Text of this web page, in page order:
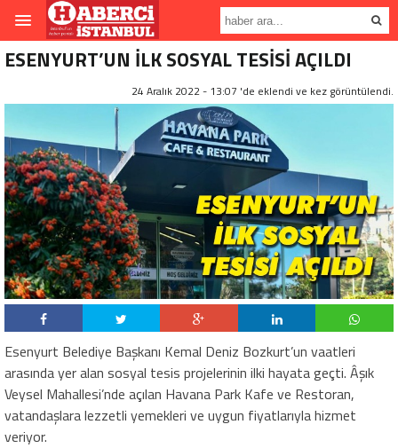
ESENYURT’UN İLK SOSYAL TESİSİ AÇILDI
24 Aralık 2022 - 13:07 'de eklendi ve kez görüntülendi.
Esenyurt Belediye Başkanı Kemal Deniz Bozkurt’un vaatleri
arasında yer alan sosyal tesis projelerinin ilki hayata geçti. Âşık
Veysel Mahallesi’nde açılan Havana Park Kafe ve Restoran,
vatandaşlara lezzetli yemekleri ve uygun fiyatlarıyla hizmet
veriyor.